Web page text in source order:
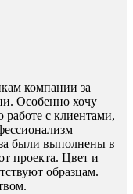
компании за
Особенно хочу
работе с клиентами,
были выполнены в
проекта. Цвет и
образцам.